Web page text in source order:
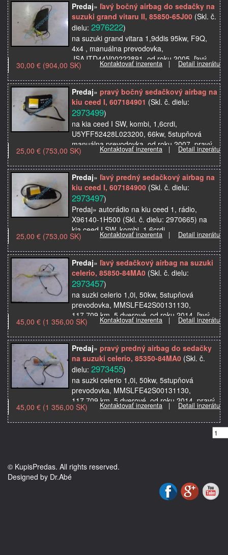
Predaj» ľavý bočný airbag do sedačky na
suzuki grand vitaru II, 85850-65J00 (Skl. č.
dielu: 2976222)
na suzuki grand vitara 1,9ddis 95kw, F9Q,
4x4 , manuálna prevodovka,
JSAJTD44V00222891, od roku 2005, ľavý
bočný airbag do sedačky, použité originálne
autosúčiastky z autovrakov…
Kontaktovať inzerenta | Detail inzerátu
30,00 € (904,00 SK)
Predaj» pravý bočný sedačkový airbag na
kiu ceed I, 607184901 (Skl. č. dielu:
2973499)
na kia ceed I SW, kombi, 1,6crdi,
U5YFF52428L023200, 66kw, 5stupňová
manuálna prevodovka, od roku 2007, pravý
bočný airbag do sedačky, použité originálne
autosúčiastky z autovrak…
Kontaktovať inzerenta | Detail inzerátu
25,00 € (753,00 SK)
Predaj» ľavý predný sedačkový airbag na
kiu ceed I, 607184900 (Skl. č. dielu:
2973497)
Predaj» autorádio na kiu ceed 1, rádio,
X96140-1H500 (Skl. č. dielu: 2970665) na
kia ceed I SW, kombi, 1,6crdi,
U5YFF52428L023200, 66kw, 5stupňová
manuálna prevodovka, od roku 20…
Kontaktovať inzerenta | Detail inzerátu
25,00 € (753,00 SK)
Predaj» ľavý sedačkový airbag na suzuki
celerio, 85850-84MA0 (Skl. č. dielu:
2973457)
na suzki celerio 1,0i, 50kw, 5stupňová
prevodovka, MMSLFE42S00131130,
117.709 km, 5 dverové, od roku 2014, ľavý
bočný airbag do sedačky na suzuki celerio,
použité originálne aut…
Kontaktovať inzerenta | Detail inzerátu
45,00 € (1 356,00 SK)
Predaj» pravý predný airbag do sedačky
na suzuki celerio, 85350-84MA0 (Skl. č.
dielu: 2973455)
na suzki celerio 1,0i, 50kw, 5stupňová
prevodovka, MMSLFE42S00131130,
117.709 km, 5 dverové, od roku 2014, pravý
bočný airbag do sedačky, použité originálne
autosúčiastky z auto…
Kontaktovať inzerenta | Detail inzerátu
45,00 € (1 356,00 SK)
© KupisPredas. All rights reserved.
Designed by Dr.Abé